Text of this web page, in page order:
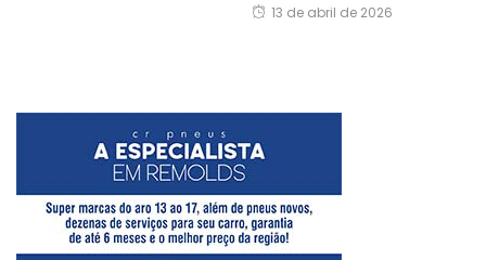
13 de abril de 2026